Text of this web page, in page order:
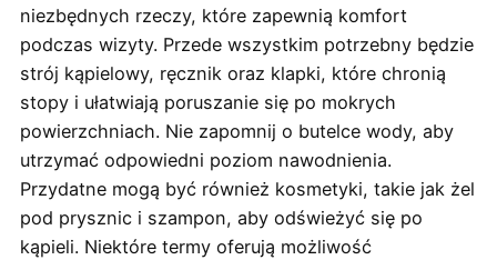
niezbędnych rzeczy, które zapewnią komfort
podczas wizyty. Przede wszystkim potrzebny będzie
strój kąpielowy, ręcznik oraz klapki, które chronią
stopy i ułatwiają poruszanie się po mokrych
powierzchniach. Nie zapomnij o butelce wody, aby
utrzymać odpowiedni poziom nawodnienia.
Przydatne mogą być również kosmetyki, takie jak żel
pod prysznic i szampon, aby odświeżyć się po
kąpieli. Niektóre termy oferują możliwość